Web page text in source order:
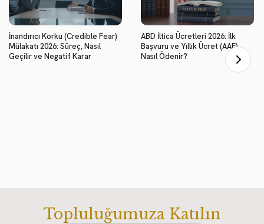
İnandırıcı Korku (Credible Fear)
Mülakatı 2026: Süreç, Nasıl
Geçilir ve Negatif Karar
ABD İltica Ücretleri 2026: İlk
Başvuru ve Yıllık Ücret (AAF)
Nasıl Ödenir?
Topluluğumuza Katılın